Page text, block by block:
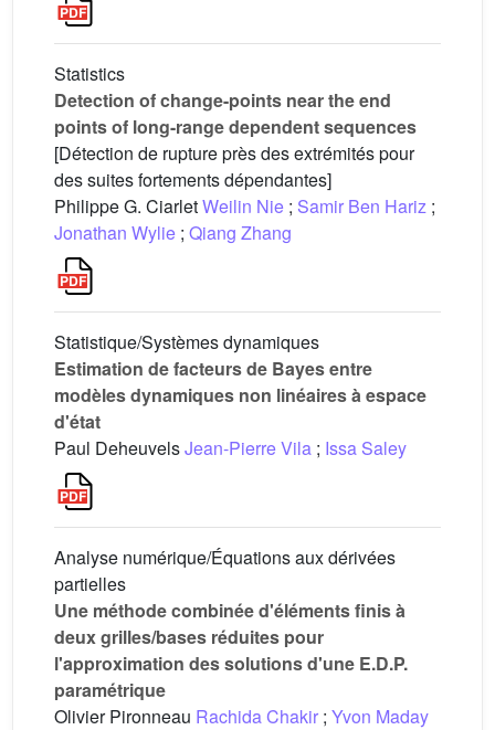
Statistics
Detection of change-points near the end
points of long-range dependent sequences
[Détection de rupture près des extrémités pour
des suites fortements dépendantes]
Philippe G. CiarletWeilin Nie ; Samir Ben Hariz ;
Jonathan Wylie ; Qiang Zhang
Statistique/Systèmes dynamiques
Estimation de facteurs de Bayes entre
modèles dynamiques non linéaires à espace
d'état
Paul DeheuvelsJean-Pierre Vila ; Issa Saley
Analyse numérique/Équations aux dérivées
partielles
Une méthode combinée d'éléments finis à
deux grilles/bases réduites pour
l'approximation des solutions d'une E.D.P.
paramétrique
Olivier Pironneau Rachida Chakir ; Yvon Maday